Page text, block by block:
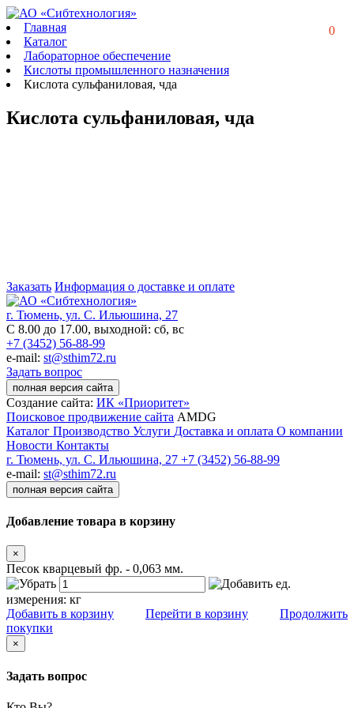
0
Главная
Каталог
Лабораторное обеспечение
Кислоты промышленного назначения
Кислота сульфаниловая, чда
Кислота сульфаниловая, чда
Заказать Информация о доставке и оплате
г. Тюмень, ул. С. Ильюшина, 27
С 8.00 до 17.00, выходной: сб, вс
+7 (3452) 56-88-99
e-mail: st@sthim72.ru
Задать вопрос
полная версия сайта
Создание сайта: ИК «Приоритет»
Поисковое продвижение сайта AMDG
Каталог Производство Услуги Доставка и оплата О компании
Новости Контакты
г. Тюмень, ул. С. Ильюшина, 27 +7 (3452) 56-88-99
e-mail: st@sthim72.ru
полная версия сайта
Добавление товара в корзину
×
Песок кварцевый фр. - 0,063 мм.
ед.
измерения: кг
Добавить в корзину
Перейти в корзину
Продолжить
покупки
×
Задать вопрос